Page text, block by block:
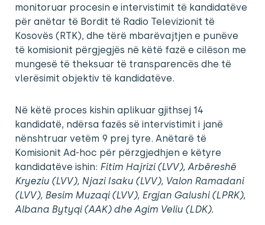
monitoruar procesin e intervistimit të kandidatëve
për anëtar të Bordit të Radio Televizionit të
Kosovës (RTK), dhe tërë mbarëvajtjen e punëve
të komisionit përgjegjës në këtë fazë e cilëson me
mungesë të theksuar të transparencës dhe të
vlerësimit objektiv të kandidatëve.
Në këtë proces kishin aplikuar gjithsej 14
kandidatë, ndërsa fazës së intervistimit i janë
nënshtruar vetëm 9 prej tyre. Anëtarë të
Komisionit Ad-hoc për përzgjedhjen e këtyre
kandidatëve ishin: Fitim Hajrizi (LVV), Arbëreshë
Kryeziu (LVV), Njazi Isaku (LVV), Valon Ramadani
(LVV), Besim Muzaqi (LVV), Ergjan Galushi (LPRK),
Albana Bytyqi (AAK) dhe Agim Veliu (LDK).